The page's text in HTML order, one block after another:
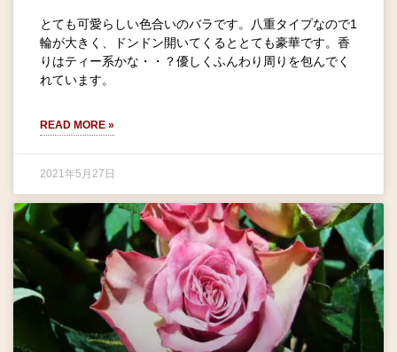
とても可愛らしい色合いのバラです。八重タイプなので1
輪が大きく、ドンドン開いてくるととても豪華です。香
りはティー系かな・・？優しくふんわり周りを包んでく
れています。
READ MORE »
2021年5月27日